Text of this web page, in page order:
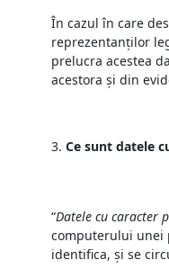
În cazul în care
reprezentanților
prelucra acestea
acestora și din
Ce sunt datele
“Datele cu caracter
computerului unei
identifica, și se